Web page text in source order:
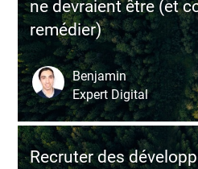
ne devraient être (et
remédier)
Benjamin
Expert Digital
Recruter des